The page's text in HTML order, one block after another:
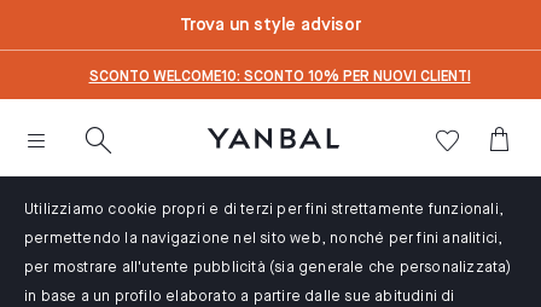
Trova un style advisor
SCONTO WELCOME10: SCONTO 10% PER NUOVI CLIENTI
Utilizziamo cookie propri e di terzi per fini strettamente funzionali,
permettendo la navigazione nel sito web, nonché per fini analitici,
per mostrare all'utente pubblicità (sia generale che personalizzata)
in base a un profilo elaborato a partire dalle sue abitudini di